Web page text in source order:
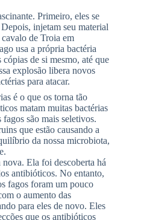
Primeiro, eles se
injetam seu material
de Troia em
usa a própria bactéria
de si mesmo, até que
explosão libera novos
para atacar.
é o que os torna tão
matam muitas bactérias
são mais seletivos.
que estão causando a
da nossa microbiota,
nova. Ela foi descoberta há
antibióticos. No entanto,
fagos foram um pouco
o aumento das
para eles de novo. Eles
que os antibióticos